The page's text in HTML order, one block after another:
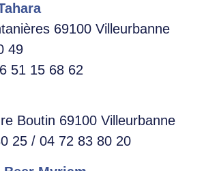
69100 Villeurbanne
49
51 15 68 62
Boutin 69100 Villeurbanne
25 / 04 72 83 80 20